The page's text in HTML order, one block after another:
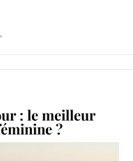
: le meilleur
?